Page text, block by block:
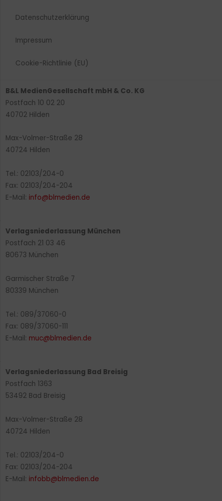
Datenschutzerklärung
Impressum
Cookie-Richtlinie (EU)
B&L MedienGesellschaft mbH & Co. KG
Postfach 10 02 20
40702 Hilden
Max-Volmer-Straße 28
40724 Hilden
Tel.: 02103/204-0
Fax: 02103/204-204
E-Mail: info@blmedien.de
Verlagsniederlassung München
Postfach 21 03 46
80673 München
Garmischer Straße 7
80339 München
Tel.: 089/37060-0
Fax: 089/37060-111
E-Mail: muc@blmedien.de
Verlagsniederlassung Bad Breisig
Postfach 1363
53492 Bad Breisig
Max-Volmer-Straße 28
40724 Hilden
Tel.: 02103/204-0
Fax: 02103/204-204
E-Mail: infobb@blmedien.de